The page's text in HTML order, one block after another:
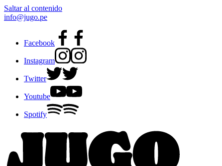
Saltar al contenido
info@jugo.pe
Facebook
Instagram
Twitter
Youtube
Spotify